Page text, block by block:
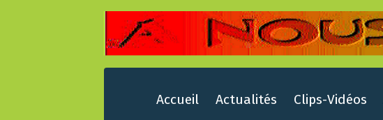
Accueil Actualités Clips-Vidéos